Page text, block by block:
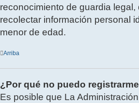
reconocimiento de guardia legal,
recolectar información personal
menor de edad.
Arriba
¿Por qué no puedo
Es posible que La